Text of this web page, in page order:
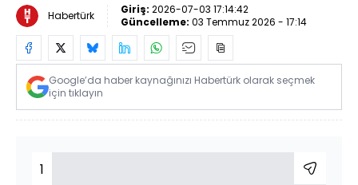
Habertürk Giriş: 2026-07-03 17:14:42
Güncelleme: 03 Temmuz 2026 - 17:14
Google’da haber kaynağınızı Habertürk olarak seçmek
için tıklayın
1